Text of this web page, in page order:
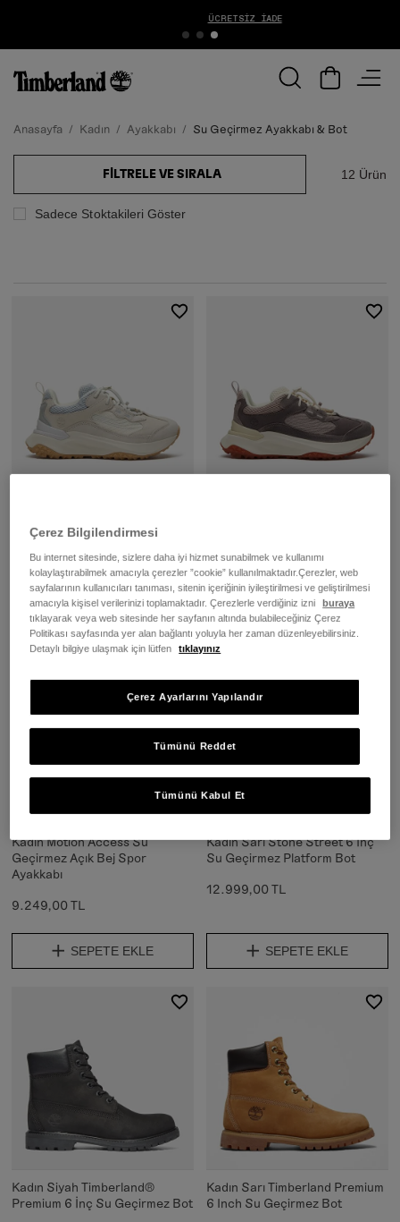
ÜCRETSIZ İADE
Anasayfa Kadın Ayakkabı Su Geçirmez Ayakkabı & Bot
Sadece Stoktakileri Göster
FILTRELE VE SIRALA 12 Ürün
9.249,00 TL
SEPETE EKLE
9.249,00 TL
SEPETE EKLE
Kadın Motion Access Su
Geçirmez Açık Bej Spor
Ayakkabı
9.249,00 TL
SEPETE EKLE
Kadın Sarı Stone Street 6 İnç
Su Geçirmez Platform Bot
12.999,00 TL
SEPETE EKLE
Kadın Siyah Timberland®
Premium 6 İnç Su Geçirmez Bot
Kadın Sarı Timberland Premium
6 Inch Su Geçirmez Bot
Çerez Bilgilendirmesi
Bu internet sitesinde, sizlere daha iyi hizmet sunabilmek ve kullanımı
kolaylaştırabilmek amacıyla çerezler ”cookie” kullanılmaktadır.Çerezler, web
sayfalarının kullanıcıları tanıması, sitenin içeriğinin iyileştirilmesi ve geliştirilmesi
amacıyla kişisel verilerinizi toplamaktadır. Çerezlerle verdiğiniz izni
buraya
tıklayarak veya web sitesinde her sayfanın altında bulabileceğiniz Çerez
Politikası sayfasında yer alan bağlantı yoluyla her zaman düzenleyebilirsiniz.
Detaylı bilgiye ulaşmak için lütfen
tıklayınız
Tümünü Reddet
Tümünü Kabul Et
Çerez Ayarlarını Yapılandır